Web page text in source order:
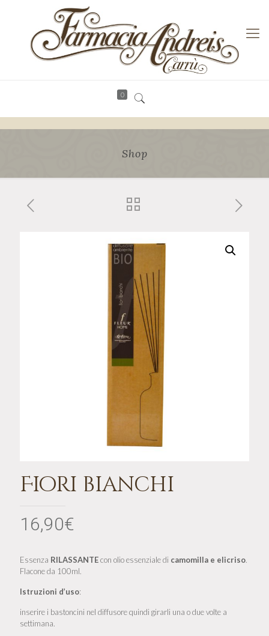
0
Shop
Fiori bianchi
16,90€
Essenza RILASSANTEcon olio essenziale di camomilla e elicriso.
Flacone da 100ml.
Istruzioni d’uso:
inserire i bastoncini nel diffusore quindi girarli una o due volte a
settimana.